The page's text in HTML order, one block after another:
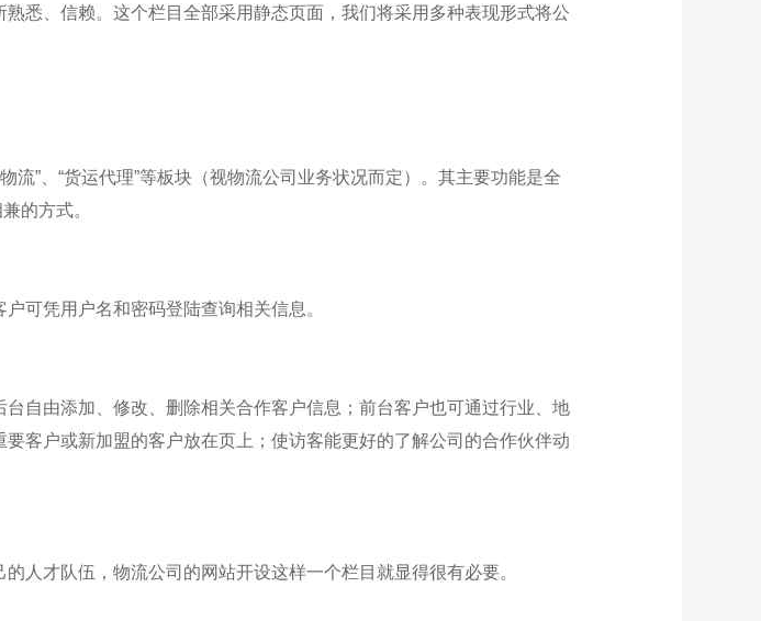
悉、信赖。这个栏目全部采用静态页面，我们将采用多种表现形式将公
流”、“货运代理”等板块（视物流公司业务状况而定）。其主要功能是全
的方式。
可凭用户名和密码登陆查询相关信息。
自由添加、修改、删除相关合作客户信息；前台客户也可通过行业、地
客户或新加盟的客户放在页上；使访客能更好的了解公司的合作伙伴动
人才队伍，物流公司的网站开设这样一个栏目就显得很有必要。